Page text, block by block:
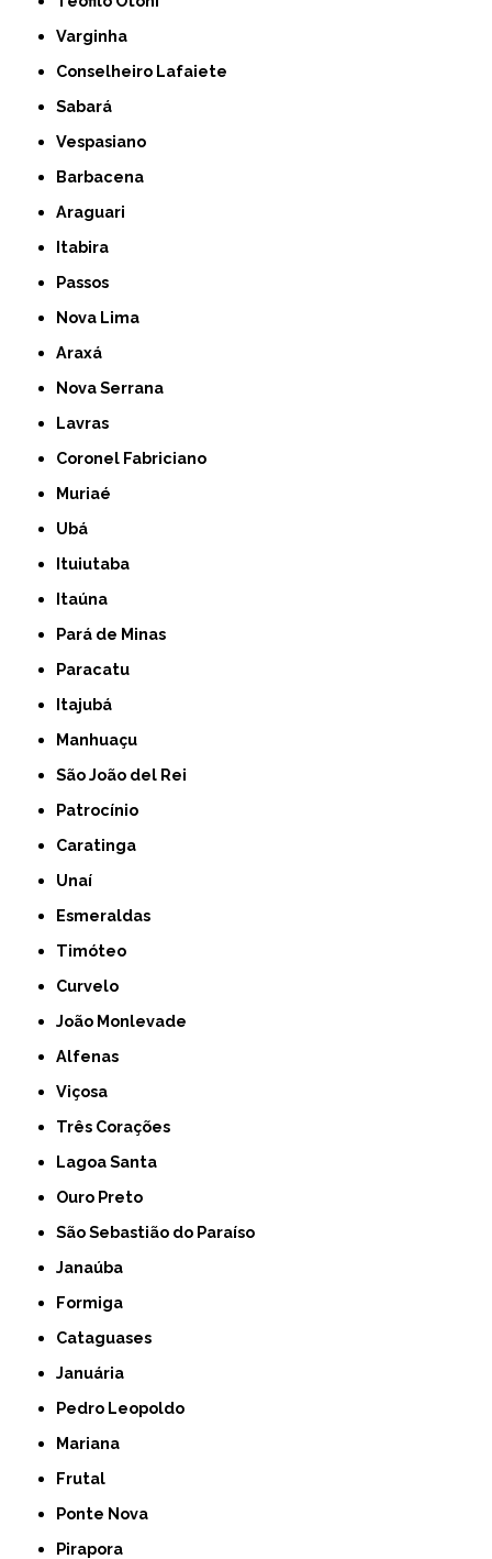
Varginha
Conselheiro Lafaiete
Sabará
Vespasiano
Barbacena
Araguari
Itabira
Passos
Nova Lima
Araxá
Nova Serrana
Lavras
Coronel Fabriciano
Muriaé
Ubá
Ituiutaba
Itaúna
Pará de Minas
Paracatu
Itajubá
Manhuaçu
São João del Rei
Patrocínio
Caratinga
Unaí
Esmeraldas
Timóteo
Curvelo
João Monlevade
Alfenas
Viçosa
Três Corações
Lagoa Santa
Ouro Preto
São Sebastião do Paraíso
Janaúba
Formiga
Cataguases
Januária
Pedro Leopoldo
Mariana
Frutal
Ponte Nova
Pirapora